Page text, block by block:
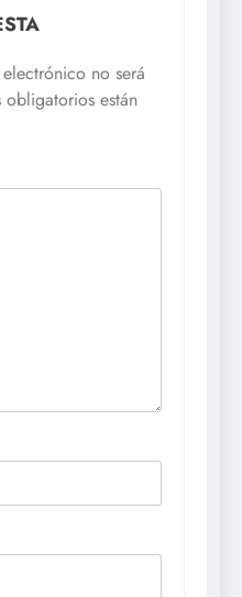
no será
obligatorios están